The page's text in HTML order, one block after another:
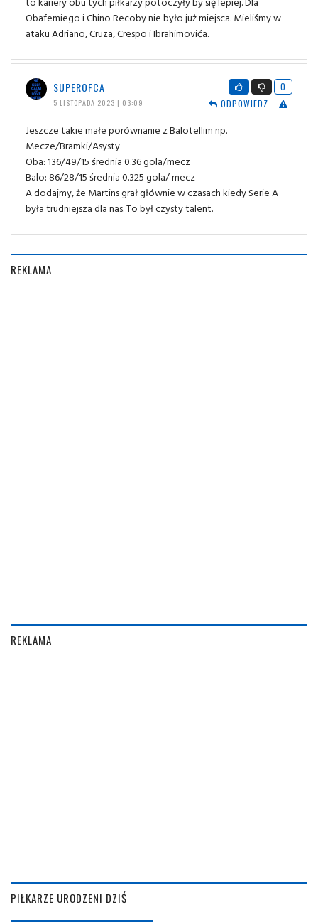
Obafemiego i Chino Recoby nie było już miejsca. Mieliśmy w
ataku Adriano, Cruza, Crespo i Ibrahimovića.
SUPEROFCA
5 LISTOPADA 2023 | 03:09
0
ODPOWIEDZ
Jeszcze takie małe porównanie z Balotellim np.
Mecze/Bramki/Asysty
Oba: 136/49/15 średnia 0.36 gola/mecz
Balo: 86/28/15 średnia 0.325 gola/ mecz
A dodajmy, że Martins grał głównie w czasach kiedy Serie A
była trudniejsza dla nas. To był czysty talent.
REKLAMA
REKLAMA
PIŁKARZE URODZENI DZIŚ